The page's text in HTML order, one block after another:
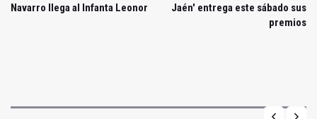
Navarro llega al Infanta Leonor
Jaén' entrega este sábado sus
premios